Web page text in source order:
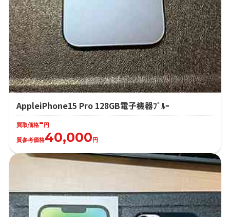
AppleiPhone15 Pro 128GB電子機器ﾌﾞﾙｰ
買取価格- 円
質参考価格40,000 円